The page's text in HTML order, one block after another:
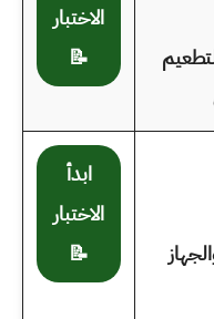
الاختبار
📝
ابدأ
الاختبار
📝